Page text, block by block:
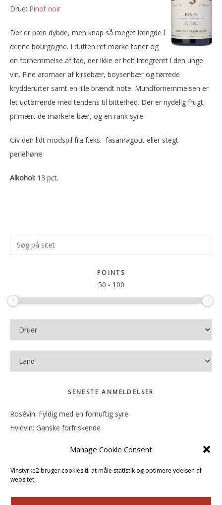
Manage Cookie Consent
Vinstyrke2 bruger cookies til at måle statistik og optimere ydelsen af
websitet.
Drue:
pinot noir
Der er pæn dybde, men knap så meget længde i
denne bourgogne. I duften ret mørke toner og
en fornemmelse af fad, der ikke er helt integreret i den unge
vin. Fine aromaer af kirsebær, boysenbær og tørrede
krydderurter samt en lille brændt note. Mundfornemmelsen er
let udtørrende med tendens til bitterhed. Der er nydelig frugt,
primært de mørkere bær, og en rank syre.
Giv den lidt modspil fra f.eks. fasanragout eller stegt
perlehøne.
Alkohol: 13 pct.
Primær
Sidebar
Søg
på
POINTS
50 - 100
SENESTE ANMELDELSER
Rosévin: Fyldig med en fornuftig syre
Hvidvin: Ganske forfriskende
Hvidvin: Smørfedme og tropisk sødme
Rosévin: Blød, rund og sødladen